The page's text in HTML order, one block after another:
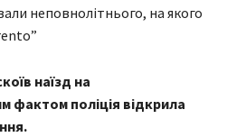
наїзд на
фактом поліція відкрила